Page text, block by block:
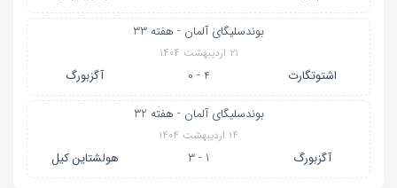
بوندسلیگای آلمان - هفته 33
۲۱ اردیبهشت ۱۴۰۴
اشتوتگارت 4 - 0 آگزبورگ
بوندسلیگای آلمان - هفته 32
۱۴ اردیبهشت ۱۴۰۴
آگزبورگ 1 - 3 هولشتاین کیل